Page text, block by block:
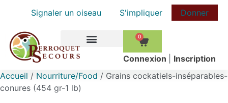
Signaler un oiseau S'impliquer Donner
0
Сonnexion
Inscription
Accueil / Nourriture/Food / Grains cockatiels-inséparables-
conures (454 gr-1 lb)